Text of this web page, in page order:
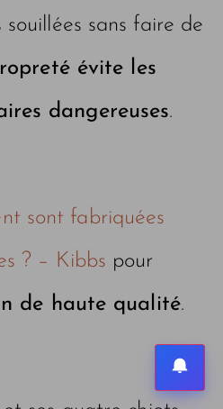
sans faire de
évite les
dangereuses.
sont fabriquées
? – Kibbs pour
de haute qualité.